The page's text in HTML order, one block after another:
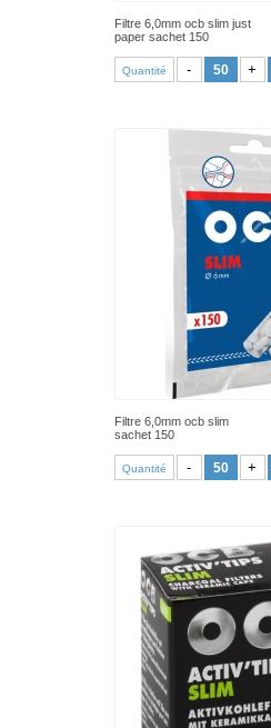
Filtre 6,0mm ocb slim just
paper sachet 150
Quantité - +
Filtre 6,0mm ocb slim
sachet 150
Quantité - +